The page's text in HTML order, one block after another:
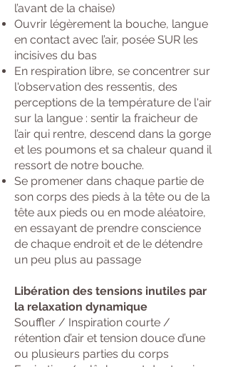
l’avant de la chaise)
Ouvrir légèrement la bouche, langue
en contact avec l’air, posée SUR les
incisives du bas
En respiration libre, se concentrer sur
l'observation des ressentis, des
perceptions de la température de l'air
sur la langue : sentir la fraicheur de
l’air qui rentre, descend dans la gorge
et les poumons et sa chaleur quand il
ressort de notre bouche.
Se promener dans chaque partie de
son corps des pieds à la tête ou de la
tête aux pieds ou en mode aléatoire,
en essayant de prendre conscience
de chaque endroit et de le détendre
un peu plus au passage
Libération des tensions inutiles par
la relaxation dynamique
Souffler / Inspiration courte /
rétention d’air et tension douce d’une
ou plusieurs parties du corps